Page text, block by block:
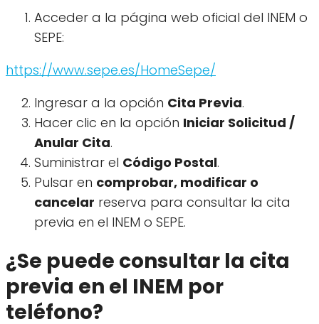
Acceder a la página web oficial del INEM o
SEPE:
https://www.sepe.es/HomeSepe/
Ingresar a la opción Cita Previa.
Hacer clic en la opción Iniciar Solicitud /
Anular Cita.
Suministrar el Código Postal.
Pulsar en comprobar, modificar o
cancelar reserva para consultar la cita
previa en el INEM o SEPE.
¿Se puede consultar la cita
previa en el INEM por
teléfono?